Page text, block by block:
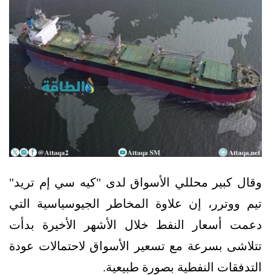
وقال كبير محللي الأسواق لدى "كيه سي إم تريد"
تيم ووترر، إن علاوة المخاطر الجيوسياسية التي
دعمت أسعار النفط خلال الأشهر الأخيرة بدأت
تتلاشى بسرعة مع تسعير الأسواق لاحتمالات عودة
التدفقات النفطية بصورة طبيعية.